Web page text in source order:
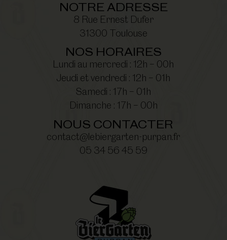
NOTRE ADRESSE
8 Rue Ernest Dufer
31300 Toulouse
NOS HORAIRES
Lundi au mercredi : 12h – 00h
Jeudi et vendredi : 12h – 01h
Samedi : 17h – 01h
Dimanche : 17h – 00h
NOUS CONTACTER
contact@lebiergarten-purpan.fr
05 34 56 45 59